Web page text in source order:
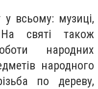
у всьому: музиці,
святі також
народних
народного
по дереву,